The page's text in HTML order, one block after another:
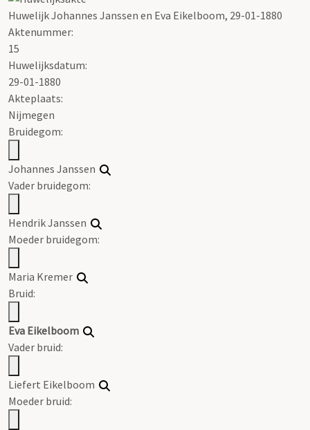
Huwelijk Johannes Janssen en Eva Eikelboom, 29-01-1880
Aktenummer:
15
Huwelijksdatum:
29-01-1880
Akteplaats:
Nijmegen
Bruidegom:
Johannes Janssen
Vader bruidegom:
Hendrik Janssen
Moeder bruidegom:
Maria Kremer
Bruid:
Eva Eikelboom
Vader bruid:
Liefert Eikelboom
Moeder bruid: